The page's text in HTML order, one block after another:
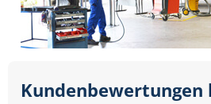
Kundenbewertungen